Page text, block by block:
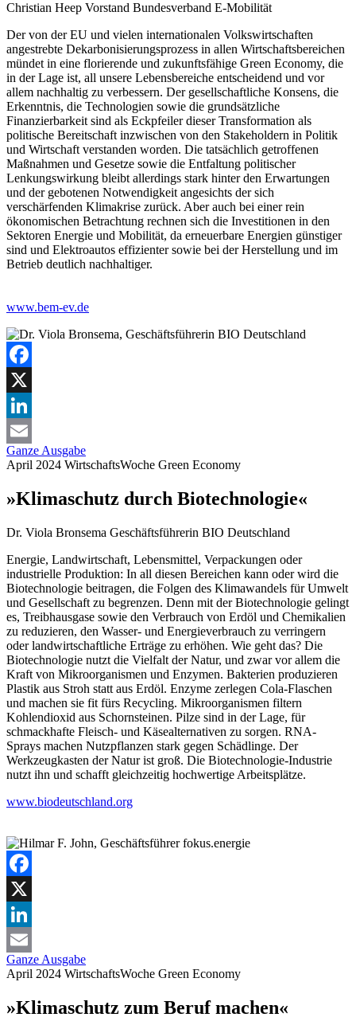
Christian Heep Vorstand Bundesverband E-Mobilität
Der von der EU und vielen internationalen Volkswirtschaften
angestrebte Dekarbonisierungsprozess in allen Wirtschaftsbereichen
mündet in eine florierende und zukunftsfähige Green Economy, die
in der Lage ist, all unsere Lebensbereiche entscheidend und vor
allem nachhaltig zu verbessern. Der gesellschaftliche Konsens, die
Erkenntnis, die Technologien sowie die grundsätzliche
Finanzierbarkeit sind als Eckpfeiler dieser Transformation als
politische Bereitschaft inzwischen von den Stakeholdern in Politik
und Wirtschaft verstanden worden. Die tatsächlich getroffenen
Maßnahmen und Gesetze sowie die Entfaltung politischer
Lenkungswirkung bleibt allerdings stark hinter den Erwartungen
und der gebotenen Notwendigkeit angesichts der sich
verschärfenden Klimakrise zurück. Aber auch bei einer rein
ökonomischen Betrachtung rechnen sich die Investitionen in den
Sektoren Energie und Mobilität, da erneuerbare Energien günstiger
sind und Elektroautos effizienter sowie bei der Herstellung und im
Betrieb deutlich nachhaltiger.
www.bem-ev.de
Facebook
X
LinkedIn
Email
Ganze Ausgabe
April 2024 WirtschaftsWoche Green Economy
»Klimaschutz durch Biotechnologie«
Dr. Viola Bronsema Geschäftsführerin BIO Deutschland
Energie, Landwirtschaft, Lebensmittel, Verpackungen oder
industrielle Produktion: In all diesen Bereichen kann oder wird die
Biotechnologie beitragen, die Folgen des Klimawandels für Umwelt
und Gesellschaft zu begrenzen. Denn mit der Biotechnologie gelingt
es, Treibhausgase sowie den Verbrauch von Erdöl und Chemikalien
zu reduzieren, den Wasser- und Energieverbrauch zu verringern
oder landwirtschaftliche Erträge zu erhöhen. Wie geht das? Die
Biotechnologie nutzt die Vielfalt der Natur, und zwar vor allem die
Kraft von Mikroorganismen und Enzymen. Bakterien produzieren
Plastik aus Stroh statt aus Erdöl. Enzyme zerlegen Cola-Flaschen
und machen sie fit fürs Recycling. Mikroorganismen filtern
Kohlendioxid aus Schornsteinen. Pilze sind in der Lage, für
schmackhafte Fleisch- und Käsealternativen zu sorgen. RNA-
Sprays machen Nutzpflanzen stark gegen Schädlinge. Der
Werkzeugkasten der Natur ist groß. Die Biotechnologie-Industrie
nutzt ihn und schafft gleichzeitig hochwertige Arbeitsplätze.
www.biodeutschland.org
Facebook
X
LinkedIn
Email
Ganze Ausgabe
April 2024 WirtschaftsWoche Green Economy
»Klimaschutz zum Beruf machen«